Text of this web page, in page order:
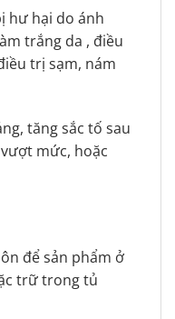
hư hại do ánh
trắng da , điều
trị sạm, nám
tăng sắc tố sau
mức, hoặc
để sản phẩm ở
trữ trong tủ